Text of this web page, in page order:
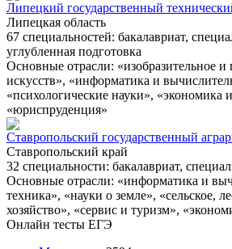
Липецкий государственный
Липецкая область
67 специальностей: бакалавриат,
углубленная подготовка
Основные отрасли: «изобразительное
искусств», «информатика и
«психологические науки», «экономика
«юриспруденция»
Ставропольский государственный
Ставропольский край
32 специальности: бакалавриат,
Основные отрасли: «информатика и
техника», «науки о земле», «сельское,
хозяйство», «сервис и туризм»,
Онлайн тесты ЕГЭ